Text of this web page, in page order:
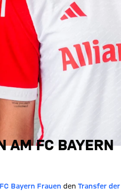
AM FC BAYERN
FC Bayern Frauen den Transfer der